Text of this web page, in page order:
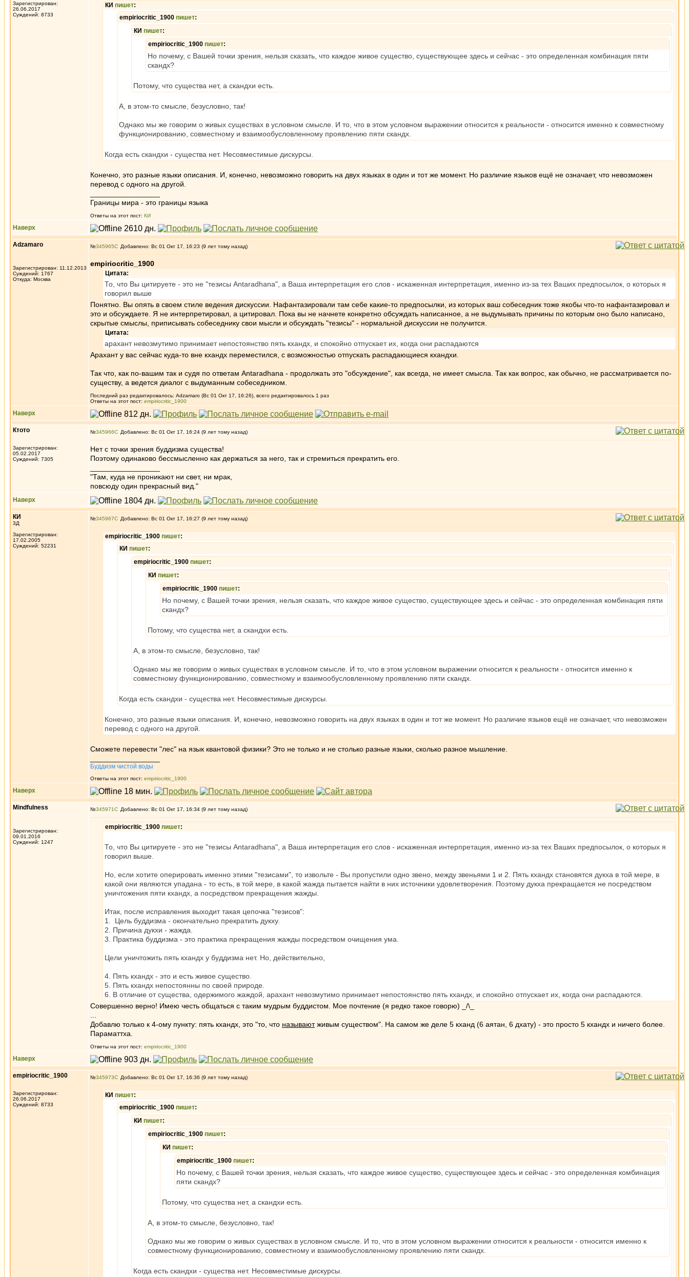
Зарегистрирован:
26.06.2017
Суждений: 8733
КИ пишет:
empiriocritic_1900 пишет:
КИ пишет:
empiriocritic_1900 пишет:
Но почему, с Вашей точки зрения, нельзя сказать, что каждое живое существо, существующее здесь и сейчас - это определенная комбинация пяти
скандх?
Потому, что существа нет, а скандхи есть.
А, в этом-то смысле, безусловно, так!
Однако мы же говорим о живых существах в условном смысле. И то, что в этом условном выражении относится к реальности - относится именно к совместному
функционированию, совместному и взаимообусловленному проявлению пяти скандх.
Когда есть скандхи - существа нет. Несовместимые дискурсы.
Конечно, это разные языки описания. И, конечно, невозможно говорить на двух языках в один и тот же момент. Но различие языков ещё не означает, что невозможен
перевод с одного на другой.
Границы мира - это границы языка
Ответы на этот пост: КИ
Наверх
Adzamaro
Зарегистрирован: 11.12.2013
Суждений: 1767
Откуда: Москва
№345965 Добавлено: Вс 01 Окт 17, 16:23 (9 лет тому назад)
empiriocritic_1900
Цитата:
То, что Вы цитируете - это не "тезисы Antaradhana", а Ваша интерпретация его слов - искаженная интерпретация, именно из-за тех Ваших предпосылок, о которых я
говорил выше
Понятно. Вы опять в своем стиле ведения дискуссии. Нафантазировали там себе какие-то предпосылки, из которых ваш собеседник тоже якобы что-то нафантазировал и
это и обсуждаете. Я не интерпретировал, а цитировал. Пока вы не начнете конкретно обсуждать написанное, а не выдумывать причины по которым оно было написано,
скрытые смыслы, приписывать собеседнику свои мысли и обсуждать "тезисы" - нормальной дискуссии не получится.
Цитата:
арахант невозмутимо принимает непостоянство пять кхандх, и спокойно отпускает их, когда они распадаются
Арахант у вас сейчас куда-то вне кхандх переместился, с возможностью отпускать распадающиеся кхандхи.
Так что, как по-вашим так и судя по ответам Antaradhana - продолжать это "обсуждение", как всегда, не имеет смысла. Так как вопрос, как обычно, не рассматривается по-
существу, а ведется диалог с выдуманным собеседником.
Последний раз редактировалось: Adzamaro (Вс 01 Окт 17, 16:26), всего редактировалось 1 раз
Ответы на этот пост: empiriocritic_1900
Наверх
Ктото
Зарегистрирован:
05.02.2017
Суждений: 7305
№345966 Добавлено: Вс 01 Окт 17, 16:24 (9 лет тому назад)
Нет с точки зрения буддизма существа!
Поэтому одинаково бессмысленно как держаться за него, так и стремиться прекратить его.
"Там, куда не проникают ни свет, ни мрак,
повсюду один прекрасный вид."
Наверх
КИ
3Д
Зарегистрирован:
17.02.2005
Суждений: 52231
№345967 Добавлено: Вс 01 Окт 17, 16:27 (9 лет тому назад)
empiriocritic_1900 пишет:
КИ пишет:
empiriocritic_1900 пишет:
КИ пишет:
empiriocritic_1900 пишет:
Но почему, с Вашей точки зрения, нельзя сказать, что каждое живое существо, существующее здесь и сейчас - это определенная комбинация пяти
скандх?
Потому, что существа нет, а скандхи есть.
А, в этом-то смысле, безусловно, так!
Однако мы же говорим о живых существах в условном смысле. И то, что в этом условном выражении относится к реальности - относится именно к
совместному функционированию, совместному и взаимообусловленному проявлению пяти скандх.
Когда есть скандхи - существа нет. Несовместимые дискурсы.
Конечно, это разные языки описания. И, конечно, невозможно говорить на двух языках в один и тот же момент. Но различие языков ещё не означает, что невозможен
перевод с одного на другой.
Сможете перевести "лес" на язык квантовой физики? Это не только и не столько разные языки, сколько разное мышление.
Буддизм чистой воды
Ответы на этот пост: empiriocritic_1900
Наверх
Mindfulness
Зарегистрирован:
09.01.2016
Суждений: 1247
№345971 Добавлено: Вс 01 Окт 17, 16:34 (9 лет тому назад)
empiriocritic_1900 пишет:
То, что Вы цитируете - это не "тезисы Antaradhana", а Ваша интерпретация его слов - искаженная интерпретация, именно из-за тех Ваших предпосылок, о которых я
говорил выше.
Но, если хотите оперировать именно этими "тезисами", то извольте - Вы пропустили одно звено, между звеньями 1 и 2. Пять кхандх становятся дукха в той мере, в
какой они являются упадана - то есть, в той мере, в какой жажда пытается найти в них источники удовлетворения. Поэтому дукха прекращается не посредством
уничтожения пяти кхандх, а посредством прекращения жажды.
Итак, после исправления выходит такая цепочка "тезисов":
1. Цель буддизма - окончательно прекратить дукху.
2. Причина дукхи - жажда.
3. Практика буддизма - это практика прекращения жажды посредством очищения ума.
Цели уничтожить пять кхандх у буддизма нет. Но, действительно,
4. Пять кхандх - это и есть живое существо.
5. Пять кхандх непостоянны по своей природе.
6. В отличие от существа, одержимого жаждой, арахант невозмутимо принимает непостоянство пять кхандх, и спокойно отпускает их, когда они распадаются.
Совершенно верно! Имею честь общаться с таким мудрым буддистом. Мое почтение (я редко такое говорю) _/\_
Добавлю только к 4-ому пункту: пять кхандх, это "то, что называютживым существом". На самом же деле 5 кханд (6 аятан, 6 дхату) - это просто 5 кхандх и ничего более.
Параматтха.
Ответы на этот пост: empiriocritic_1900
Наверх
empiriocritic_1900
Зарегистрирован:
26.06.2017
Суждений: 8733
№345973 Добавлено: Вс 01 Окт 17, 16:36 (9 лет тому назад)
КИ пишет:
empiriocritic_1900 пишет:
КИ пишет:
empiriocritic_1900 пишет:
КИ пишет:
empiriocritic_1900 пишет:
Но почему, с Вашей точки зрения, нельзя сказать, что каждое живое существо, существующее здесь и сейчас - это определенная комбинация
пяти скандх?
Потому, что существа нет, а скандхи есть.
А, в этом-то смысле, безусловно, так!
Однако мы же говорим о живых существах в условном смысле. И то, что в этом условном выражении относится к реальности - относится именно к
совместному функционированию, совместному и взаимообусловленному проявлению пяти скандх.
Когда есть скандхи - существа нет. Несовместимые дискурсы.